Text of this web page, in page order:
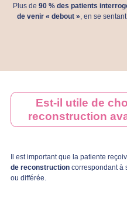
Plus de 90 % des patients
de venir « debout », en se
Est-il utile de
reconstruction
Il est important que la patiente
de reconstruction correspondant à
ou différée.